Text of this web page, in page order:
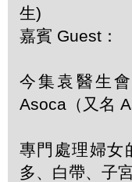
生)
嘉賓 Guest：
今集袁醫生
Asoca（又名
專門處理婦女
多、白帶、子